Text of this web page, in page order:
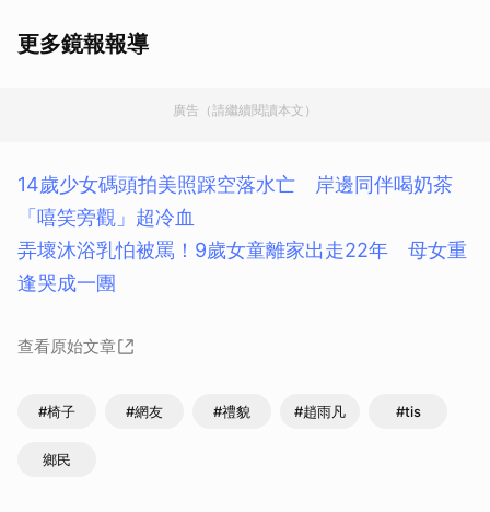
更多鏡報報導
廣告（請繼續閱讀本文）
14歲少女碼頭拍美照踩空落水亡 岸邊同伴喝奶茶
「嘻笑旁觀」超冷血
弄壞沐浴乳怕被罵！9歲女童離家出走22年 母女重
逢哭成一團
查看原始文章
#椅子 #網友 #禮貌 #趙雨凡 #tis
鄉民